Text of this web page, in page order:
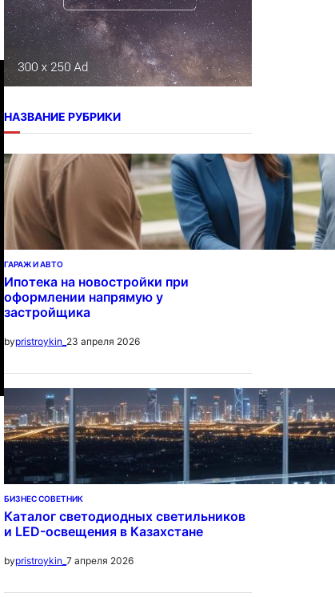
НАЗВАНИЕ РУБРИКИ
ГАРАЖ И АВТО
Ипотека на новостройки при
оформлении напрямую у
застройщика
bypristroykin_ 23 апреля 2026
БИЗНЕС СОВЕТНИК
Каталог светодиодных светильников
и LED-освещения в Казахстане
bypristroykin_ 7 апреля 2026